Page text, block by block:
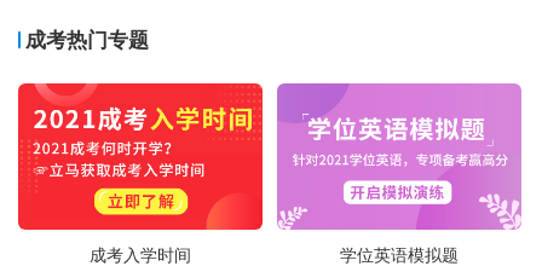
成考热门专题
成考入学时间 学位英语模拟题